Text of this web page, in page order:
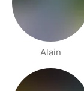
Alain